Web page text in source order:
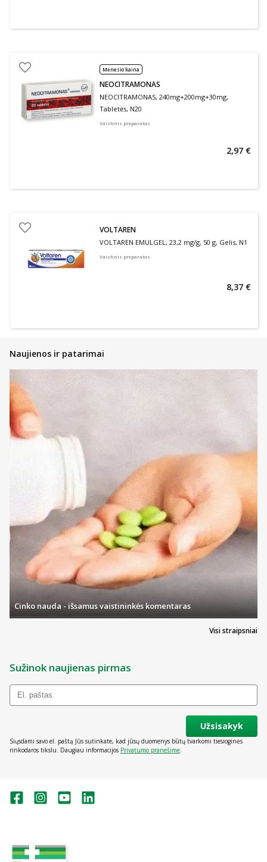
Mėnesio kaina
NEOCITRAMONAS
NEOCITRAMONAS, 240mg+200mg+30mg,
Tabletės, N20
Vaistinis preparatas
2,97 €
VOLTAREN
VOLTAREN EMULGEL, 23,2 mg/g, 50 g, Gelis, N1
Vaistinis preparatas
8,37 €
Naujienos ir patarimai
Visi straipsniai
Cinko nauda - išsamus vaistininkės komentaras
Sužinok naujienas pirmas
Užsisakyk
Siųsdami savo el. paštą Jūs sutinkate, kad jūsų duomenys būtų tvarkomi tiesioginės
rinkodaros tikslu. Daugiau informacijos Privatumo pranešime.